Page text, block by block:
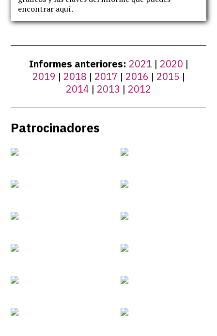
encontrar aquí.
Informes anteriores: 2021 | 2020 |
2019 | 2018 | 2017 | 2016 | 2015 |
2014 | 2013 | 2012
Patrocinadores